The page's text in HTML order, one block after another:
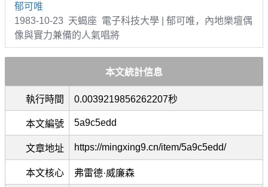
郁可唯
1983-10-23 天蝎座 電子科技大學 | 郁可唯，內地樂壇偶
像與實力兼備的人氣唱將
本文統計信息
執行時間 0.0039219856262207秒
本文編號 5a9c5edd
文章地址 https://mingxing9.cn/item/5a9c5edd/
本文核心 弗雷德·威廉森